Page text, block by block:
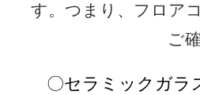
す。つまり、フロア
ご
〇セラミックガラ